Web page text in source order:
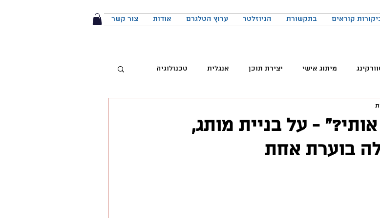
צור קשר אודות ערוץ הטלגרם הניוזלטר בתקשורת קוראים
מיתוג אישי יצירת תוכן אנגלית טכנולוגיה
טלגרם
הרגלים התמדה כנסים
- על בניית מותג,
בוערת אחת